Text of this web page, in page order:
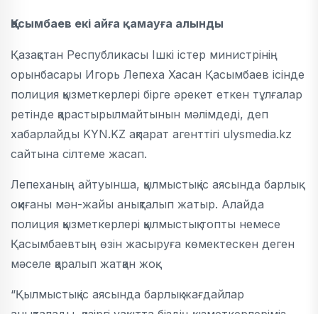
Қасымбаев екі айға қамауға алынды
Қазақстан Республикасы Ішкі істер министрінің
орынбасары Игорь Лепеха Хасан Қасымбаев ісінде
полиция қызметкерлері бірге әрекет еткен тұлғалар
ретінде қарастырылмайтынын мәлімдеді, деп
хабарлайды KYN.KZ ақпарат агенттігі ulysmedia.kz
сайтына сілтеме жасап.
Лепеханың айтуынша, қылмыстық іс аясында барлық
оқиғаны мән-жайы анықталып жатыр. Алайда
полиция қызметкерлері қылмыстық топты немесе
Қасымбаевтың өзін жасыруға көмектескен деген
мәселе қаралып жатқан жоқ.
“Қылмыстық іс аясында барлық жағдайлар